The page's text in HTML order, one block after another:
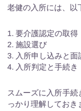
老健の入所には、以
要介護認定の取得
施設選び
入所申し込みと面
入所判定と手続き
スムーズに入所手
っかり理解しておき